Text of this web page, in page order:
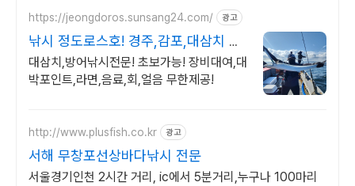
https://jeongdoros.sunsang24.com/ 광고
낚시 정도로스호! 경주,감포,대삼치 방
어 넘버
대삼치,방어낚시전문! 초보가능! 장비대여,대
박포인트,라면,음료,회,얼음 무한제공!
http://www.plusfish.co.kr 광고
서해 무창포선상바다낚시 전문
서울경기인천 2시간 거리, ic에서 5분거리,누구나 100마리